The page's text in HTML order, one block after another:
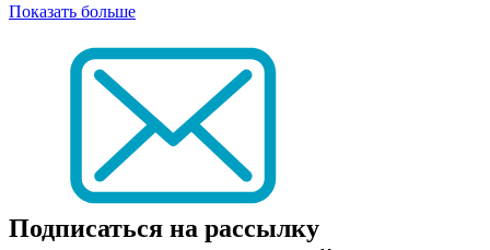
Показать больше
Подписаться на рассылку